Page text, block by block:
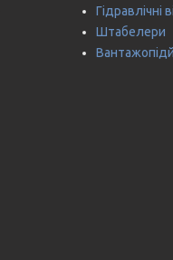
Гідравлічні
Штабелери